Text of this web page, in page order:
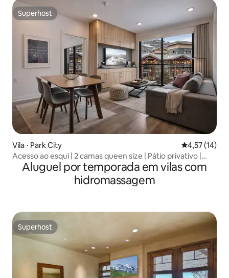
Superhost
Superhost
Vila ⋅ Park City 4,57 de uma
4,57 (14)
Acesso ao esqui | 2 camas queen size | Pátio privativo |
Jogos
Aluguel por temporada em vilas com
hidromassagem
Superhost
Superhost